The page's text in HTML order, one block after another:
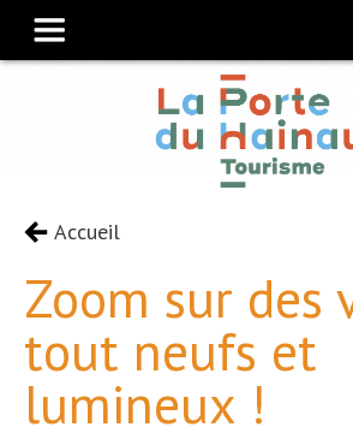
Accueil
Zoom sur des
tout neufs et
lumineux !